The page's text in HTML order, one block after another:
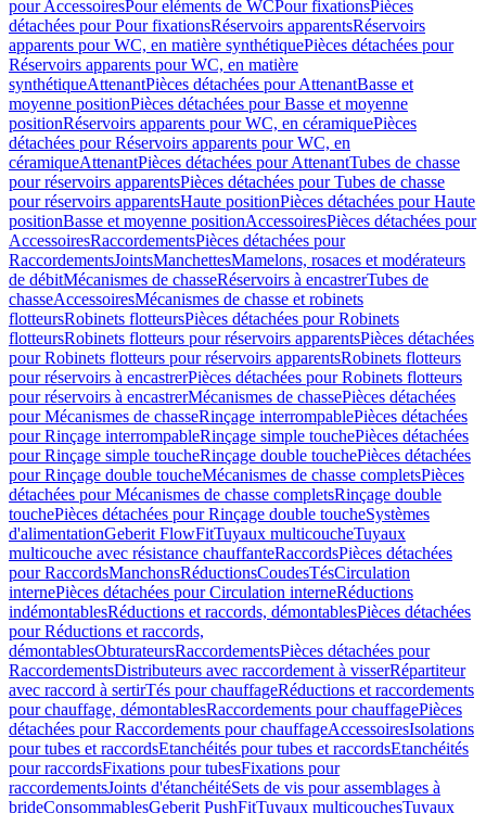
pour AccessoiresPour eléments de WCPour fixationsPièces
détachées pour Pour fixationsRéservoirs apparentsRéservoirs
apparents pour WC, en matière synthétiquePièces détachées pour
Réservoirs apparents pour WC, en matière
synthétiqueAttenantPièces détachées pour AttenantBasse et
moyenne positionPièces détachées pour Basse et moyenne
positionRéservoirs apparents pour WC, en céramiquePièces
détachées pour Réservoirs apparents pour WC, en
céramiqueAttenantPièces détachées pour AttenantTubes de chasse
pour réservoirs apparentsPièces détachées pour Tubes de chasse
pour réservoirs apparentsHaute positionPièces détachées pour Haute
positionBasse et moyenne positionAccessoiresPièces détachées pour
AccessoiresRaccordementsPièces détachées pour
RaccordementsJointsManchettesMamelons, rosaces et modérateurs
de débitMécanismes de chasseRéservoirs à encastrerTubes de
chasseAccessoiresMécanismes de chasse et robinets
flotteursRobinets flotteursPièces détachées pour Robinets
flotteursRobinets flotteurs pour réservoirs apparentsPièces détachées
pour Robinets flotteurs pour réservoirs apparentsRobinets flotteurs
pour réservoirs à encastrerPièces détachées pour Robinets flotteurs
pour réservoirs à encastrerMécanismes de chassePièces détachées
pour Mécanismes de chasseRinçage interrompablePièces détachées
pour Rinçage interrompableRinçage simple touchePièces détachées
pour Rinçage simple toucheRinçage double touchePièces détachées
pour Rinçage double toucheMécanismes de chasse completsPièces
détachées pour Mécanismes de chasse completsRinçage double
touchePièces détachées pour Rinçage double toucheSystèmes
d'alimentationGeberit FlowFitTuyaux multicoucheTuyaux
multicouche avec résistance chauffanteRaccordsPièces détachées
pour RaccordsManchonsRéductionsCoudesTésCirculation
internePièces détachées pour Circulation interneRéductions
indémontablesRéductions et raccords, démontablesPièces détachées
pour Réductions et raccords,
démontablesObturateursRaccordementsPièces détachées pour
RaccordementsDistributeurs avec raccordement à visserRépartiteur
avec raccord à sertirTés pour chauffageRéductions et raccordements
pour chauffage, démontablesRaccordements pour chauffagePièces
détachées pour Raccordements pour chauffageAccessoiresIsolations
pour tubes et raccordsEtanchéités pour tubes et raccordsEtanchéités
pour raccordsFixations pour tubesFixations pour
raccordementsJoints d'étanchéitéSets de vis pour assemblages à
brideConsommablesGeberit PushFitTuyaux multicouchesTuyaux